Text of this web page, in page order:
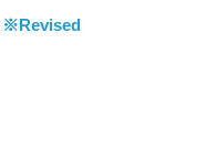
※Revised